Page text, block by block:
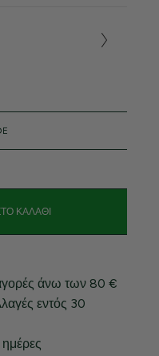
ΚΑΛΆΘΙ
άνω των 80 €
εντός 30